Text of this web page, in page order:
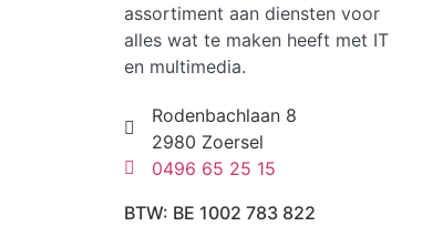
assortiment aan diensten voor
alles wat te maken heeft met IT
en multimedia.
Rodenbachlaan 8
2980 Zoersel
0496 65 25 15
BTW: BE 1002 783 822